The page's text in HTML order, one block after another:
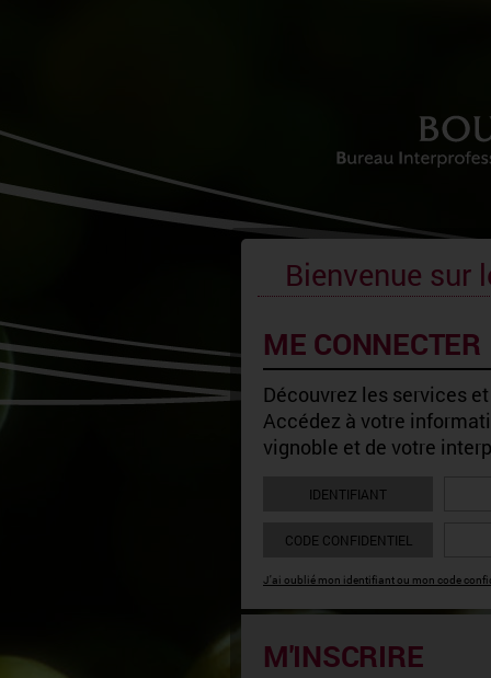
Bienvenue sur
ME CONNECTER
Découvrez les services
Accédez à votre
vignoble et de votre
IDENTIFIANT
CODE CONFIDENTIEL
J'ai oublié mon identifiant ou mon code
M'INSCRIRE